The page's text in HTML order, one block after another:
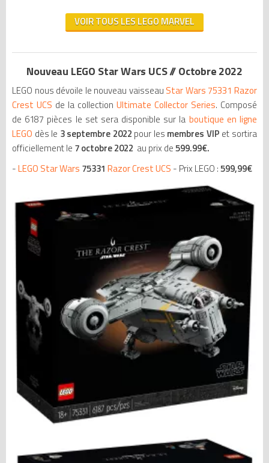
VOIR TOUS LES LEGO MARVEL
Nouveau LEGO Star Wars UCS // Octobre 2022
LEGO nous dévoile le nouveau vaisseau Star Wars 75331 Razor
Crest UCS de la collection Ultimate Collector Series. Composé
de 6187 pièces le set sera disponible sur la boutique en ligne
LEGO dès le 3 septembre 2022 pour les membres VIP et sortira
officiellement le 7 octobre 2022 au prix de599.99€.
-LEGO Star Wars 75331 Razor Crest UCS - Prix LEGO :599,99€